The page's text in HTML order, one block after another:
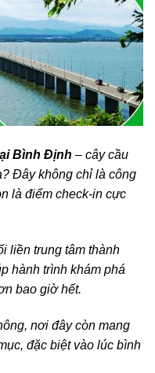
Bình Định – cây cầu
Đây không chỉ là công
là điểm check-in cực
liền trung tâm thành
hành trình khám phá
bao giờ hết.
nơi đây còn mang
đặc biệt vào lúc bình